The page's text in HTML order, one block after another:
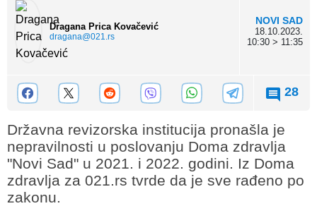
Dragana Prica Kovačević
dragana@021.rs
NOVI SAD
18.10.2023.
10:30 > 11:35
28
Državna revizorska institucija pronašla je
nepravilnosti u poslovanju Doma zdravlja
"Novi Sad" u 2021. i 2022. godini. Iz Doma
zdravlja za 021.rs tvrde da je sve rađeno po
zakonu.